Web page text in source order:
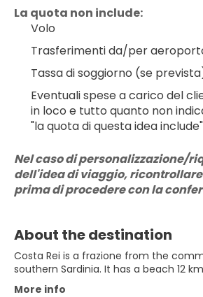
La quota non include:
Volo
Trasferimenti da/per
Tassa di soggiorno (se
Eventuali spese a carico del
in loco e tutto quanto non
"la quota di questa idea
Nel caso di personalizzazione/
dell'idea di viaggio,
prima di procedere con la
About the destination
Costa Rei is a frazione from the
southern Sardinia. It has a beach 12
More info